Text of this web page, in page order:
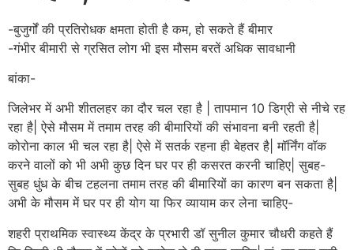
-बुजुर्गों की प्रतिरोधक क्षमता होती है कम, हो सकते हैं बीमार
-गंभीर बीमारी से ग्रसित लोग भी इस मौसम बरतें अधिक सावधानी
बांका-
जिलेभर में अभी शीतलहर का दौर चल रहा है | तापमान 10 डिग्री से नीचे रह
रहा है| ऐसे मौसम में तमाम तरह की बीमारियों की संभावना बनी रहती है|
कोरोना काल भी चल रहा है| ऐसे में सतर्क रहना ही बेहतर है| मॉर्निंग वॉक
करने वालों को भी अभी कुछ दिन घर पर ही कसरत करनी चाहिए| सुबह-
सुबह धुंध के बीच टहलना तमाम तरह की बीमारियों का कारण बन सकता है|
अभी के मौसम में घर पर ही योग या फिर व्यायाम कर लेना चाहिए-
शहरी प्राथमिक स्वास्थ्य केंद्र के प्रभारी डॉ सुनील कुमार चौधरी कहते हैं